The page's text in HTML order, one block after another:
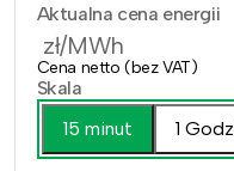
Aktualna cena energii
zł/MWh
Cena netto (bez VAT)
Skala
15 minut
1